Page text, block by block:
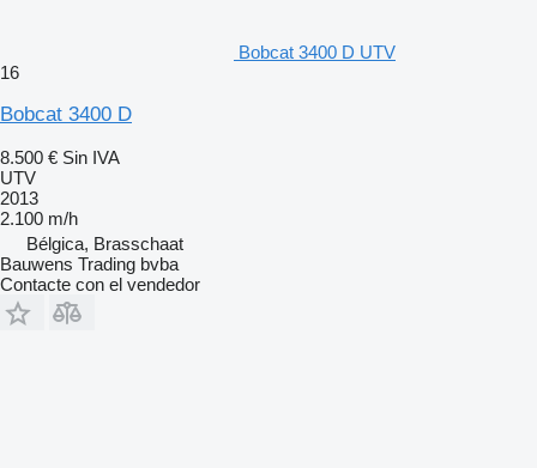
Bobcat 3400 D UTV
16
Bobcat 3400 D
8.500 € Sin IVA
UTV
2013
2.100 m/h
Bélgica, Brasschaat
Bauwens Trading bvba
Contacte con el vendedor